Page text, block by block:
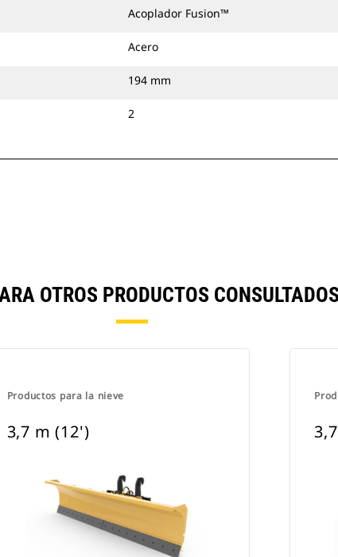
Acoplador Fusion™
Acero
194 mm
2
OTROS PRODUCTOS
Productos para la nieve
3,7 m (12')